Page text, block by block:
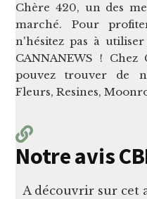
Chère 420, un des
marché. Pour
n'hésitez pas à
CANNANEWS !
pouvez trouver de
Fleurs, Resines,
Notre avis
A découvrir sur cet